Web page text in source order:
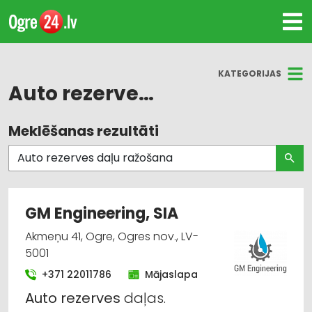
KATEGORIJAS
Auto rezerves daļu ražošana
Visas nozares
Lauksaimniecības tehnikas un traktortehnikas
Auto remonts, apkope
Auto rezerves daļu tirdzniecība
Lauksaimniecības tehnikas un traktortehnikas
tirdzniecība
Meklēšanas rezultāti
GM Engineering, SIA
Akmeņu 41, Ogre, Ogres nov., LV-
5001
+371 22011786 Mājaslapa
Auto rezerves daļas.